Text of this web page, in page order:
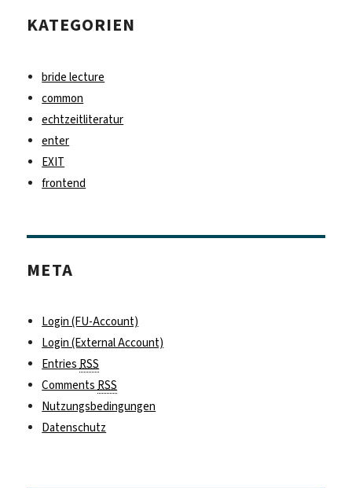
KATEGORIEN
bride lecture
common
echtzeitliteratur
enter
EXIT
frontend
META
Login (FU-Account)
Login (External Account)
EntriesRSS
CommentsRSS
Nutzungsbedingungen
Datenschutz